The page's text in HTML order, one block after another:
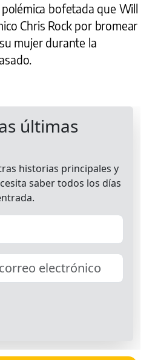
bofetada que Will
Chris Rock por bromear
mujer durante la